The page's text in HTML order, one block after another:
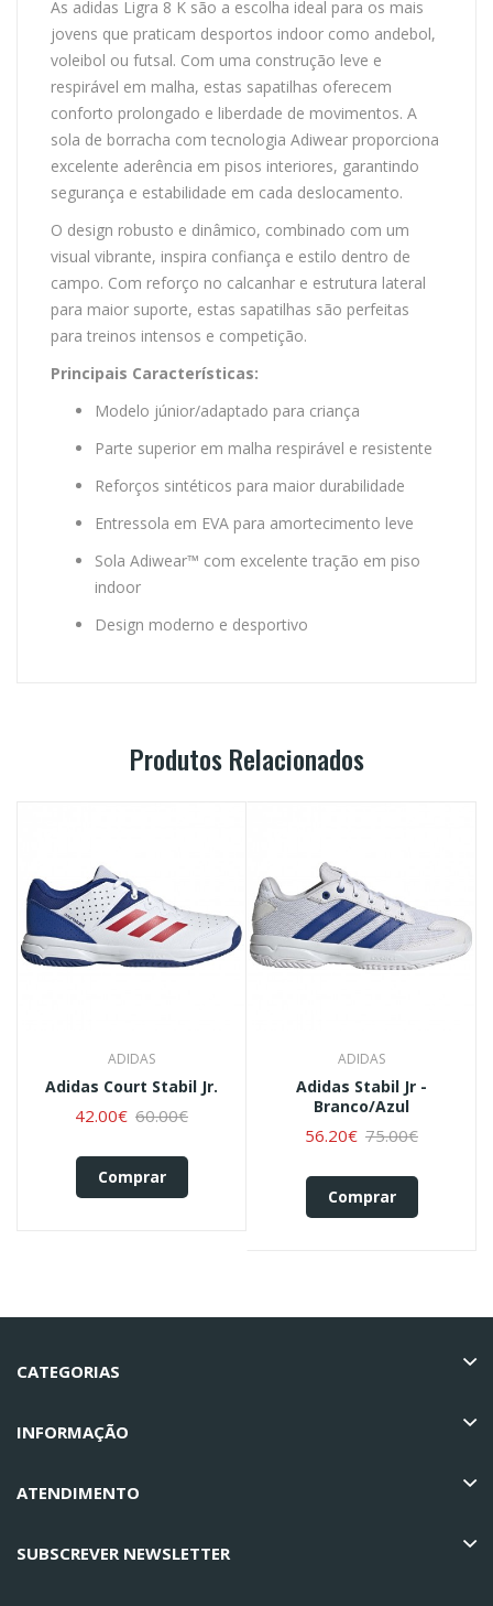
As adidas Ligra 8 K são a escolha ideal para os mais
jovens que praticam desportos indoor como andebol,
voleibol ou futsal. Com uma construção leve e
respirável em malha, estas sapatilhas oferecem
conforto prolongado e liberdade de movimentos. A
sola de borracha com tecnologia Adiwear proporciona
excelente aderência em pisos interiores, garantindo
segurança e estabilidade em cada deslocamento.
O design robusto e dinâmico, combinado com um
visual vibrante, inspira confiança e estilo dentro de
campo. Com reforço no calcanhar e estrutura lateral
para maior suporte, estas sapatilhas são perfeitas
para treinos intensos e competição.
Principais Características:
Modelo júnior/adaptado para criança
Parte superior em malha respirável e resistente
Reforços sintéticos para maior durabilidade
Entressola em EVA para amortecimento leve
Sola Adiwear™ com excelente tração em piso
indoor
Design moderno e desportivo
Produtos Relacionados
ADIDAS
Adidas Court Stabil Jr.
42.00€ 60.00€
Comprar
ADIDAS
Adidas Stabil Jr -
Branco/Azul
56.20€ 75.00€
Comprar
CATEGORIAS
INFORMAÇÃO
ATENDIMENTO
SUBSCREVER NEWSLETTER